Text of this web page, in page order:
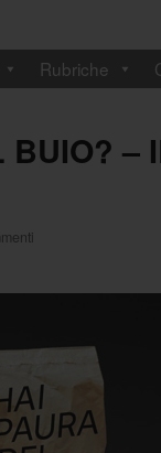
Rubriche
–